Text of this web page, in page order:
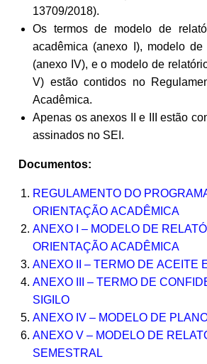
13709/2018).
Os termos de modelo de
acadêmica (anexo I), modelo
(anexo IV), e o modelo de
V) estão contidos no
Acadêmica.
Apenas os anexos II e III estão
assinados no SEI.
Documentos:
REGULAMENTO DO
ORIENTAÇÃO ACADÊMICA
ANEXO I – MODELO DE
ORIENTAÇÃO ACADÊMICA
ANEXO II – TERMO DE ACEITE
ANEXO III – TERMO DE
SIGILO
ANEXO IV – MODELO DE
ANEXO V – MODELO DE
SEMESTRAL